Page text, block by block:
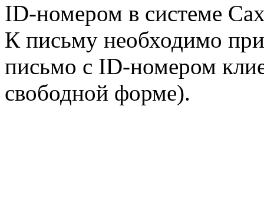
ID-номером в системе
К письму необходимо
письмо с ID-номером
свободной форме).